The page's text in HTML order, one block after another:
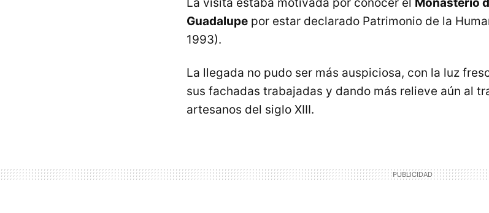
Guadalupe por estar declarado Patrimonio de la
1993).
La llegada no pudo ser más auspiciosa, con la luz
sus fachadas trabajadas y dando más relieve aún al
artesanos del siglo XIII.